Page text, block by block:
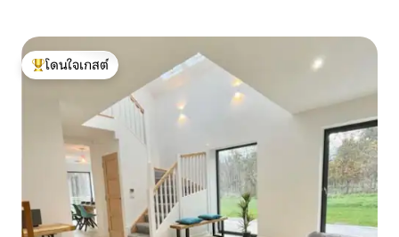
โดนใจเกสต์ที่สุด
โดนใจเกสต์